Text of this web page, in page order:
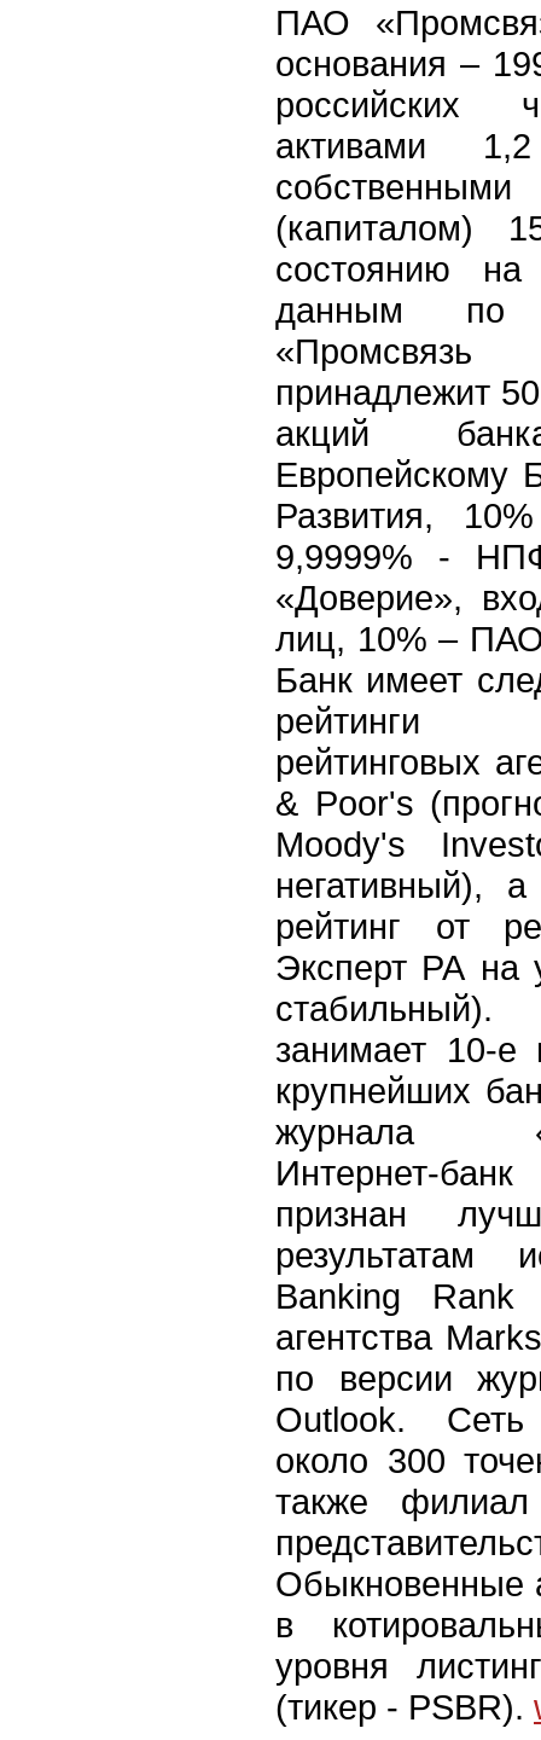
ПАО
основания –
российских
активами
(капиталом)
состоянию на
данным по
принадлежит
акций
Европейскому
Развития,
9,9999% -
«Доверие»,
лиц, 10% –
Банк имеет
рейтинги
рейтинговых
& Poor's
Moody's
негативный),
рейтинг от
Эксперт РА на
занимает 10-е
крупнейших
журнала
Интернет-
признан
результатам
Banking Rank
агентства
по версии
Outlook. Сеть
около 300
также
Обыкновенные
в
уровня
(тикер - PSBR).